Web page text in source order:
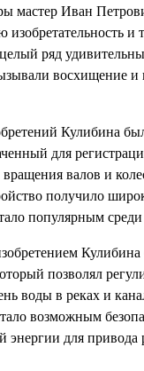
мастер Иван
и
ряд
восхищение и
Кулибина
для
валов и
получило
популярным среди
позволял
воды в реках и
возможным
энергии для